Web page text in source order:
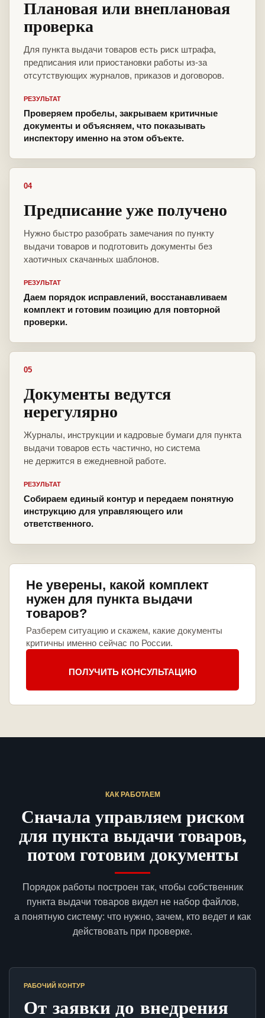
Плановая или внеплановая
проверка
Для пункта выдачи товаров есть риск штрафа,
предписания или приостановки работы из-за
отсутствующих журналов, приказов и договоров.
РЕЗУЛЬТАТ
Проверяем пробелы, закрываем критичные
документы и объясняем, что показывать
инспектору именно на этом объекте.
04
Предписание уже получено
Нужно быстро разобрать замечания по пункту
выдачи товаров и подготовить документы без
хаотичных скачанных шаблонов.
РЕЗУЛЬТАТ
Даем порядок исправлений, восстанавливаем
комплект и готовим позицию для повторной
проверки.
05
Документы ведутся
нерегулярно
Журналы, инструкции и кадровые бумаги для пункта
выдачи товаров есть частично, но система
не держится в ежедневной работе.
РЕЗУЛЬТАТ
Собираем единый контур и передаем понятную
инструкцию для управляющего или
ответственного.
Не уверены, какой комплект
нужен для пункта выдачи
товаров?
Разберем ситуацию и скажем, какие документы
критичны именно сейчас по России.
ПОЛУЧИТЬ КОНСУЛЬТАЦИЮ
КАК РАБОТАЕМ
Сначала управляем риском
для пункта выдачи товаров,
потом готовим документы
Порядок работы построен так, чтобы собственник
пункта выдачи товаров видел не набор файлов,
а понятную систему: что нужно, зачем, кто ведет и как
действовать при проверке.
РАБОЧИЙ КОНТУР
От заявки до внедрения